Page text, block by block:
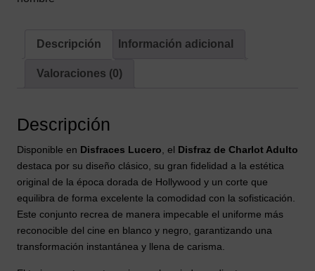
Descripción Información adicional
Valoraciones (0)
Descripción
Disponible en Disfraces Lucero , el Disfraz de Charlot Adulto
destaca por su diseño clásico, su gran fidelidad a la estética
original de la época dorada de Hollywood y un corte que
equilibra de forma excelente la comodidad con la sofisticación.
Este conjunto recrea de manera impecable el uniforme más
reconocible del cine en blanco y negro, garantizando una
transformación instantánea y llena de carisma.